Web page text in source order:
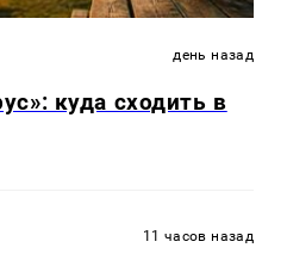
день назад
куда сходить в
11 часов назад